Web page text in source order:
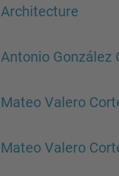
Architecture
Antonio González
Mateo Valero
Mateo Valero